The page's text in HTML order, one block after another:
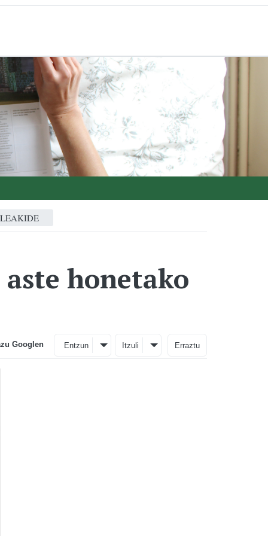
honetako
Googlen Entzun Itzuli Erraztu